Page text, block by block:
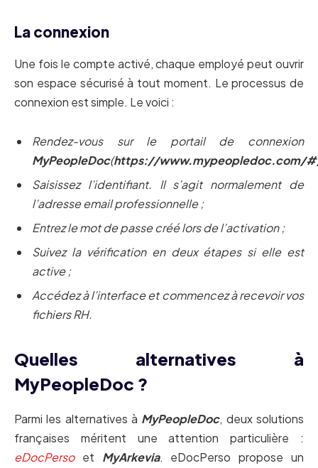
La connexion
Une fois le compte activé, chaque employé peut ouvrir
son espace sécurisé à tout moment. Le processus de
connexion est simple. Le voici :
Rendez-vous sur le portail de connexion
MyPeopleDoc(https://www.mypeopledoc.com/
Saisissez l’identifiant. Il s’agit normalement de
l’adresse email professionnelle ;
Entrez le mot de passe créé lors de l’activation ;
Suivez la vérification en deux étapes si elle est
active ;
Accédez à l’interface et commencez à recevoir vos
fichiers RH.
Quelles alternatives à
MyPeopleDoc ?
Parmi les alternatives à MyPeopleDoc, deux solutions
françaises méritent une attention particulière :
eDocPersoet MyArkevia. eDocPerso propose un